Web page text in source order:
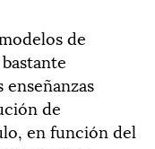
de
de
en función del